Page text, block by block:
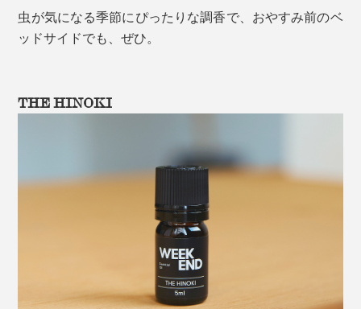
虫が気になる季節にぴったりな調香で、おやすみ前のベ
ッドサイドでも、ぜひ。
THE HINOKI